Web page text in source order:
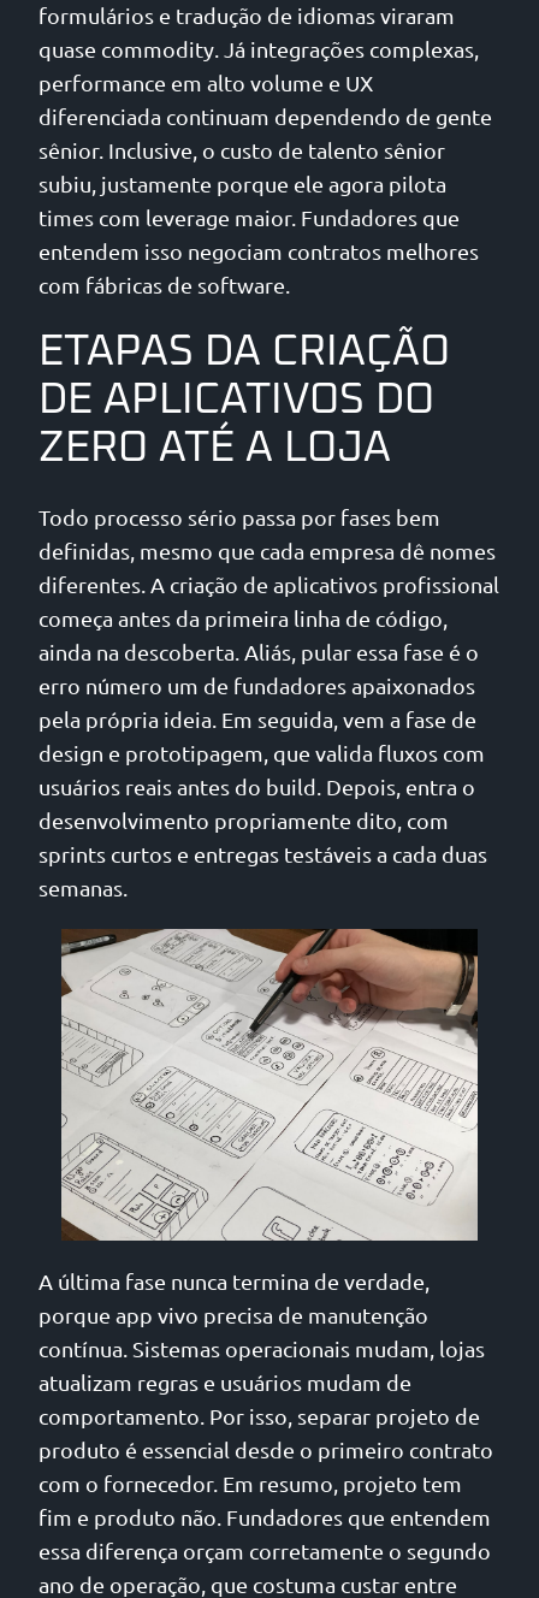
formulários e tradução de idiomas viraram
quase commodity. Já integrações complexas,
performance em alto volume e UX
diferenciada continuam dependendo de gente
sênior. Inclusive, o custo de talento sênior
subiu, justamente porque ele agora pilota
times com leverage maior. Fundadores que
entendem isso negociam contratos melhores
com fábricas de software.
ETAPAS DA CRIAÇÃO
DE APLICATIVOS DO
ZERO ATÉ A LOJA
Todo processo sério passa por fases bem
definidas, mesmo que cada empresa dê nomes
diferentes. A criação de aplicativos profissional
começa antes da primeira linha de código,
ainda na descoberta. Aliás, pular essa fase é o
erro número um de fundadores apaixonados
pela própria ideia. Em seguida, vem a fase de
design e prototipagem, que valida fluxos com
usuários reais antes do build. Depois, entra o
desenvolvimento propriamente dito, com
sprints curtos e entregas testáveis a cada duas
semanas.
A última fase nunca termina de verdade,
porque app vivo precisa de manutenção
contínua. Sistemas operacionais mudam, lojas
atualizam regras e usuários mudam de
comportamento. Por isso, separar projeto de
produto é essencial desde o primeiro contrato
com o fornecedor. Em resumo, projeto tem
fim e produto não. Fundadores que entendem
essa diferença orçam corretamente o segundo
ano de operação, que costuma custar entre